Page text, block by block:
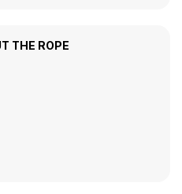
THE ROPE